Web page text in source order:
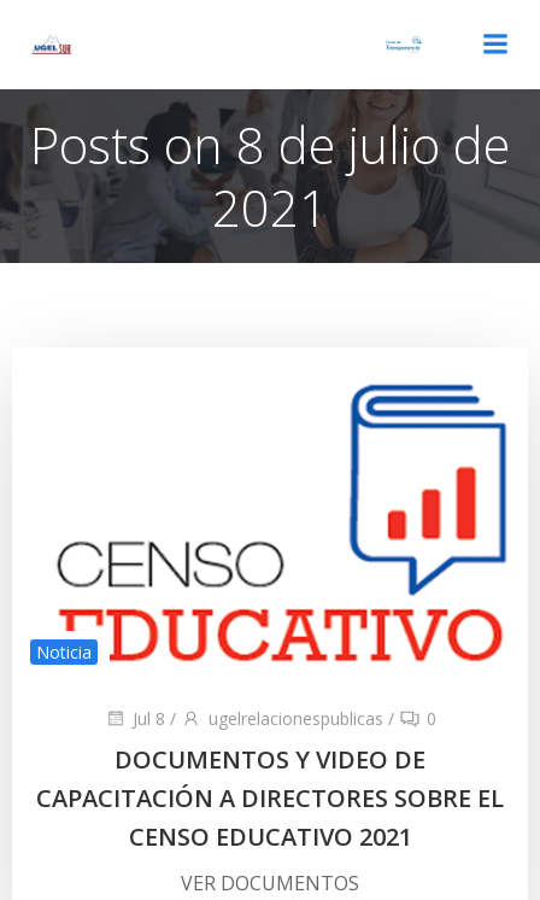
Posts on 8 de julio de
2021
Noticia
Jul 8 / ugelrelacionespublicas / 0
DOCUMENTOS Y VIDEO DE
CAPACITACIÓN A DIRECTORES SOBRE EL
CENSO EDUCATIVO 2021
VER DOCUMENTOS